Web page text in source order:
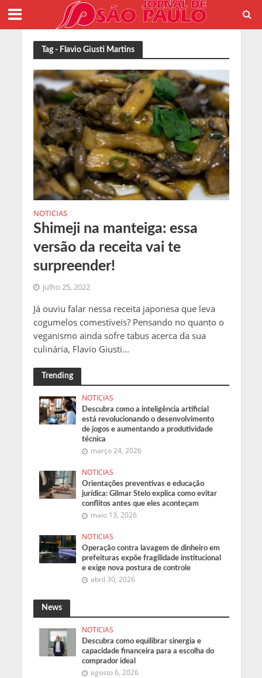
Tag - Flavio Giusti Martins
NOTICIAS
Shimeji na manteiga: essa
versão da receita vai te
surpreender!
julho 25, 2022
Já ouviu falar nessa receita japonesa que leva
cogumelos comestíveis? Pensando no quanto o
veganismo ainda sofre tabus acerca da sua
culinária, Flavio Giusti...
Trending
NOTICIAS
Descubra como a inteligência artificial
está revolucionando o desenvolvimento
de jogos e aumentando a produtividade
técnica
março 24, 2026
NOTICIAS
Orientações preventivas e educação
jurídica: Gilmar Stelo explica como evitar
conflitos antes que eles aconteçam
maio 13, 2026
NOTICIAS
Operação contra lavagem de dinheiro em
prefeituras expõe fragilidade institucional
e exige nova postura de controle
abril 30, 2026
News
NOTICIAS
Descubra como equilibrar sinergia e
capacidade financeira para a escolha do
comprador ideal
agosto 6, 2026